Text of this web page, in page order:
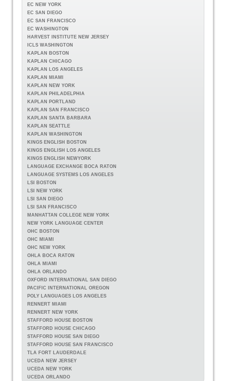
EC NEW YORK
EC SAN DIEGO
EC SAN FRANCISCO
EC WASHINGTON
HARVEST INSTITUTE NEW JERSEY
ICLS WASHINGTON
KAPLAN BOSTON
KAPLAN CHICAGO
KAPLAN LOS ANGELES
KAPLAN MIAMI
KAPLAN NEW YORK
KAPLAN PHILADELPHIA
KAPLAN PORTLAND
KAPLAN SAN FRANCISCO
KAPLAN SANTA BARBARA
KAPLAN SEATTLE
KAPLAN WASHINGTON
KINGS ENGLISH BOSTON
KINGS ENGLISH LOS ANGELES
KINGS ENGLISH NEWYORK
LANGUAGE EXCHANGE BOCA RATON
LANGUAGE SYSTEMS LOS ANGELES
LSI BOSTON
LSI NEW YORK
LSI SAN DIEGO
LSI SAN FRANCISCO
MANHATTAN COLLEGE NEW YORK
NEW YORK LANGUAGE CENTER
OHC BOSTON
OHC MIAMI
OHC NEW YORK
OHLA BOCA RATON
OHLA MIAMI
OHLA ORLANDO
OXFORD INTERNATIONAL SAN DIEGO
PACIFIC INTERNATIONAL OREGON
POLY LANGUAGES LOS ANGELES
RENNERT MIAMI
RENNERT NEW YORK
STAFFORD HOUSE BOSTON
STAFFORD HOUSE CHICAGO
STAFFORD HOUSE SAN DIEGO
STAFFORD HOUSE SAN FRANCISCO
TLA FORT LAUDERDALE
UCEDA NEW JERSEY
UCEDA NEW YORK
UCEDA ORLANDO